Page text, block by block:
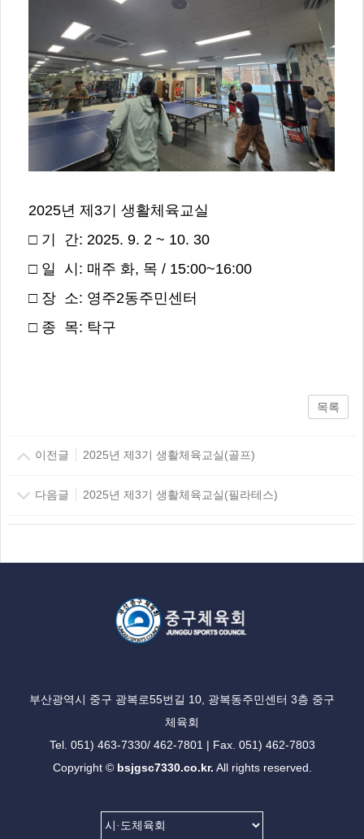
2025년 제3기 생활체육교실
□ 기 간: 2025. 9. 2 ~ 10. 30
□ 일 시: 매주 화, 목 / 15:00~16:00
□ 장 소: 영주2동주민센터
□ 종 목: 탁구
목록
이전글 2025년 제3기 생활체육교실(골프)
다음글 2025년 제3기 생활체육교실(필라테스)
부산광역시 중구 광복로55번길 10, 광복동주민센터 3층 중구
체육회
Tel. 051) 463-7330/ 462-7801 | Fax. 051) 462-7803
Copyright © bsjgsc7330.co.kr. All rights reserved.